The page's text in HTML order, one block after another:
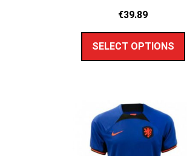
€39.89
SELECT OPTIONS